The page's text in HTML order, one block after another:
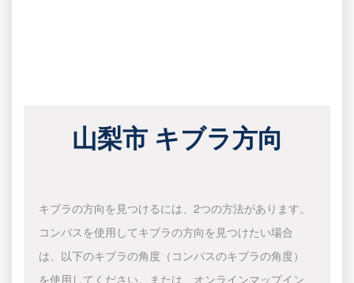
山梨市 キブラ方向
キブラの方向を見つけるには、2つの方法があります。
コンパスを使用してキブラの方向を見つけたい場合
は、以下のキブラの角度（コンパスのキブラの角度）
を使用してください。または、オンラインマップイン